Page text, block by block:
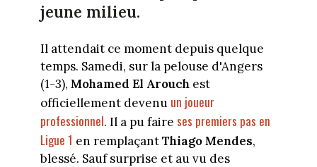
jeune milieu.
Il attendait ce moment depuis quelque
temps. Samedi, sur la pelouse d'Angers
(1-3), Mohamed El Arouchest
officiellement devenu un joueur
professionnel. Il a pu faire ses premiers pas en
Ligue 1 en remplaçantThiago Mendes,
blessé. Sauf surprise et au vu des